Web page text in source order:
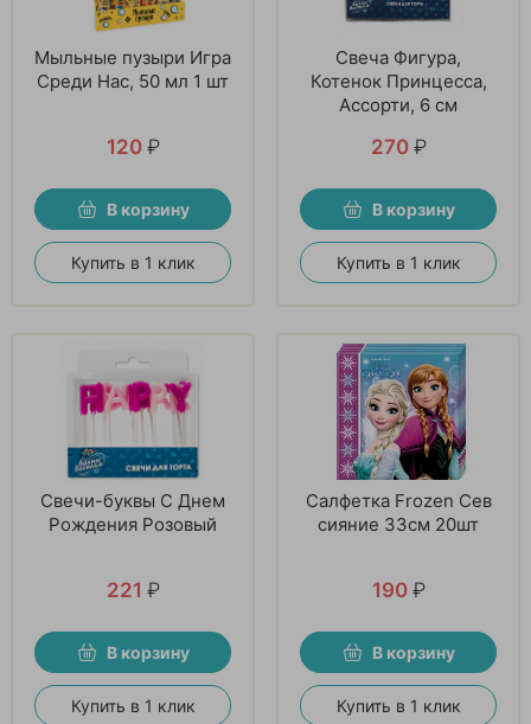
Мыльные пузыри Игра
Среди Нас, 50 мл 1 шт
120 ₽
В корзину
Купить в 1 клик
Свеча Фигура,
Котенок Принцесса,
Ассорти, 6 см
270 ₽
В корзину
Купить в 1 клик
Свечи-буквы С Днем
Рождения Розовый
221 ₽
В корзину
Купить в 1 клик
Салфетка Frozen Сев
сияние 33см 20шт
190 ₽
В корзину
Купить в 1 клик